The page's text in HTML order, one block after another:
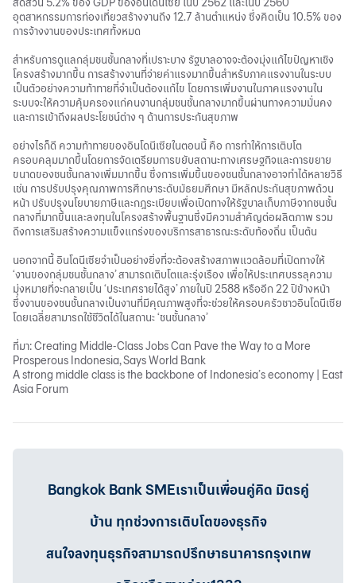
สัดส่วน 5.2% ของ GDP ของอินโดนีเซีย ในปี 2562 และในปี 2560
อุตสาหกรรมการท่องเที่ยวสร้างงานถึง 12.7 ล้านตำแหน่ง ซึ่งคิดเป็น 10.5% ของ
การจ้างงานของประเทศทั้งหมด
สำหรับการดูแลกลุ่มชนชั้นกลางที่เปราะบาง รัฐบาลอาจจะต้องมุ่งแก้ไขปัญหาเชิง
โครงสร้างมากขึ้น การสร้างงานที่จ่ายค่าแรงมากขึ้นสำหรับภาคแรงงานในระบบ
เป็นตัวอย่างความท้าทายที่จำเป็นต้องแก้ไข โดยการเพิ่มงานในภาคแรงงานใน
ระบบจะให้ความคุ้มครองแก่คนงานกลุ่มชนชั้นกลางมากขึ้นผ่านทางความมั่นคง
และการเข้าถึงผลประโยชน์ต่าง ๆ ด้านการประกันสุขภาพ
อย่างไรก็ดี ความท้าทายของอินโดนีเซียในตอนนี้ คือ การทำให้การเติบโต
ครอบคลุมมากขึ้นโดยการจัดเตรียมการขยับสถานะทางเศรษฐกิจและการขยาย
ขนาดของชนชั้นกลางเพิ่มมากขึ้น ซึ่งการเพิ่มขึ้นของชนชั้นกลางอาจทำได้หลายวิธี
เช่น การปรับปรุงคุณภาพการศึกษาระดับมัธยมศึกษา มีหลักประกันสุขภาพถ้วน
หน้า ปรับปรุงนโยบายภาษีและกฎระเบียบเพื่อเปิดทางให้รัฐบาลเก็บภาษีจากชนชั้น
กลางที่มากขึ้นและลงทุนในโครงสร้างพื้นฐานซึ่งมีความสำคัญต่อผลิตภาพ รวม
ถึงการเสริมสร้างความแข็งแกร่งของบริการสาธารณะระดับท้องถิ่น เป็นต้น
นอกจากนี้ อินโดนีเซียจำเป็นอย่างยิ่งที่จะต้องสร้างสภาพแวดล้อมที่เปิดทางให้
‘งานของกลุ่มชนชั้นกลาง’ สามารถเติบโตและรุ่งเรือง เพื่อให้ประเทศบรรลุความ
มุ่งหมายที่จะกลายเป็น ‘ประเทศรายได้สูง’ ภายในปี 2588 หรืออีก 22 ปีข้างหน้า
ซึ่งงานของชนชั้นกลางเป็นงานที่มีคุณภาพสูงที่จะช่วยให้ครอบครัวชาวอินโดนีเซีย
โดยเฉลี่ยสามารถใช้ชีวิตได้ในสถานะ ‘ชนชั้นกลาง’
ที่มา: Creating Middle-Class Jobs Can Pave the Way to a More
Prosperous Indonesia, Says World Bank
A strong middle class is the backbone of Indonesia’s economy | East
Asia Forum
Bangkok Bank SMEเราเป็นเพื่อนคู่คิด มิตรคู่
บ้าน ทุกช่วงการเติบโตของธุรกิจ
สนใจลงทุนธุรกิจสามารถปรึกษาธนาคารกรุงเทพ